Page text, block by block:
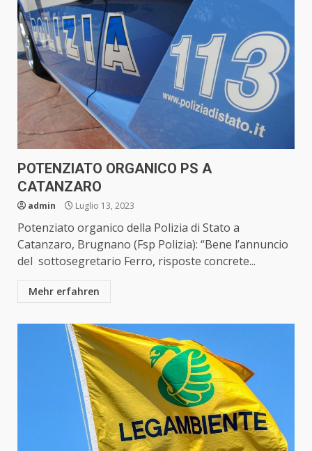
POTENZIATO ORGANICO PS A
CATANZARO
admin Luglio 13, 2023
Potenziato organico della Polizia di Stato a
Catanzaro, Brugnano (Fsp Polizia): “Bene l’annuncio
del sottosegretario Ferro, risposte concrete...
Mehr erfahren